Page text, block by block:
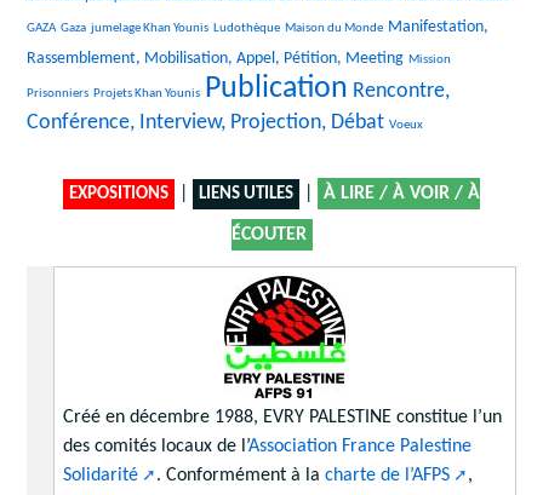
GAZA
291/2654
Gaza
210/2654jumelage Khan Younis
300/2654 Ludothèque
13/2654 Maison du Monde
1127/2654
Manifestation,
Rassemblement, Mobilisation, Appel, Pétition, Meeting
27/2654 Mission
71/2654
Prisonniers
139/2654Projets Khan Younis
2654/2654 Publication
1636/2654
Rencontre,
Conférence, Interview, Projection, Débat
36/2654 Voeux
EXPOSITIONS LIENS UTILES À LIRE / À VOIR / À
ÉCOUTER
Créé en décembre 1988, EVRY PALESTINE constitue l’un
des comités locaux de l’Association France Palestine
Solidarité
. Conformément à la charte de l’AFPS ,